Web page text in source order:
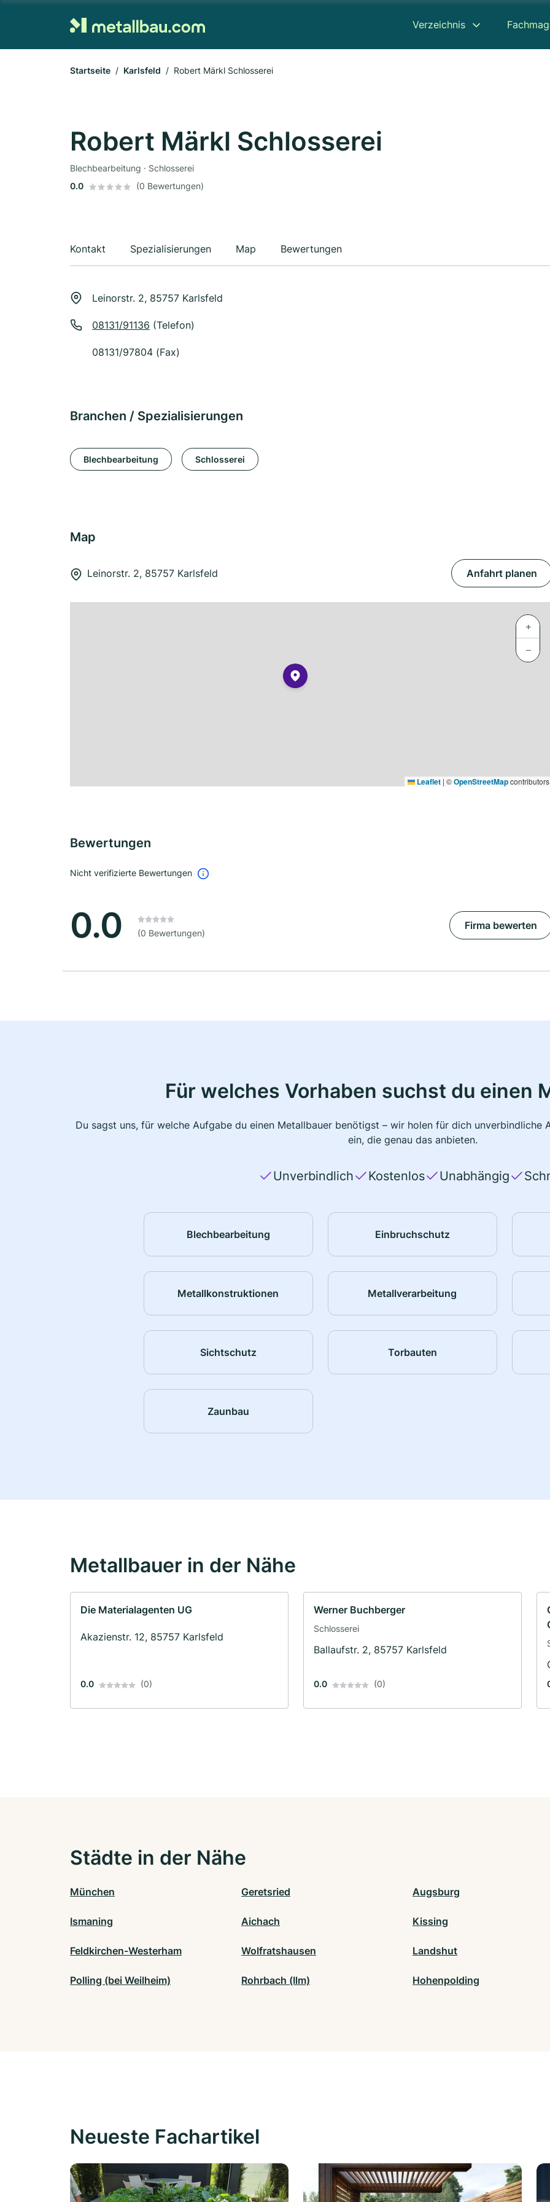
Verzeichnis
Startseite Karlsfeld Robert Märkl Schlosserei
Robert Märkl Schlosserei
Blechbearbeitung · Schlosserei
0.0
(0 Bewertungen)
Kontakt Spezialisierungen Map Bewertungen
Leinorstr. 2, 85757 Karlsfeld
08131/91136 (Telefon)
08131/97804 (Fax)
Branchen / Spezialisierungen
Blechbearbeitung Schlosserei
Map
Leinorstr. 2, 85757 Karlsfeld Anfahrt planen
+
−
Leaflet | ©OpenStreetMapcontributors
Bewertungen
Nicht verifizierte Bewertungen
0.0 (0 Bewertungen)
Firma bewerten
Für welches Vorhaben suchst du einen
Du sagst uns, für welche Aufgabe du einen Metallbauer benötigst – wir holen für dich unverbindliche
ein, die genau das anbieten.
Unverbindlich Kostenlos Unabhängig
Blechbearbeitung Einbruchschutz
Metallkonstruktionen Metallverarbeitung
Sichtschutz Torbauten
Zaunbau
Metallbauer in der Nähe
Die Materialagenten UG
Akazienstr. 12, 85757 Karlsfeld
0.0 (0)
Werner Buchberger
Schlosserei
Ballaufstr. 2, 85757 Karlsfeld
0.0 (0)
Städte in der Nähe
München Geretsried Augsburg
Ismaning Aichach Kissing
Feldkirchen-Westerham Wolfratshausen Landshut
Polling (bei Weilheim) Rohrbach (Ilm) Hohenpolding
Neueste Fachartikel